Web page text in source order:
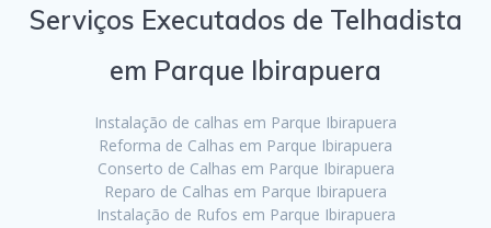
Serviços Executados de Telhadista
em Parque Ibirapuera
Instalação de calhas em Parque Ibirapuera
Reforma de Calhas em Parque Ibirapuera
Conserto de Calhas em Parque Ibirapuera
Reparo de Calhas em Parque Ibirapuera
Instalação de Rufos em Parque Ibirapuera